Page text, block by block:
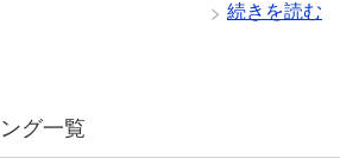
続きを読む
グ一覧